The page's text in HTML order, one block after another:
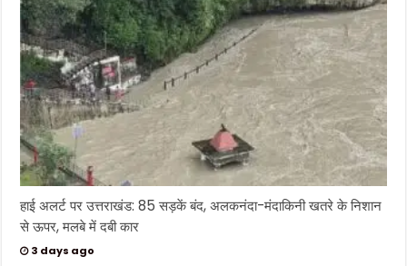
हाई अलर्ट पर उत्तराखंड: 85 सड़कें बंद, अलकनंदा-मंदाकिनी खतरे के निशान
से ऊपर, मलबे में दबी कार
3 days ago